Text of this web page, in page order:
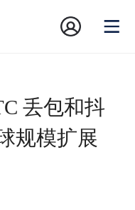
丢包和抖
规模扩展